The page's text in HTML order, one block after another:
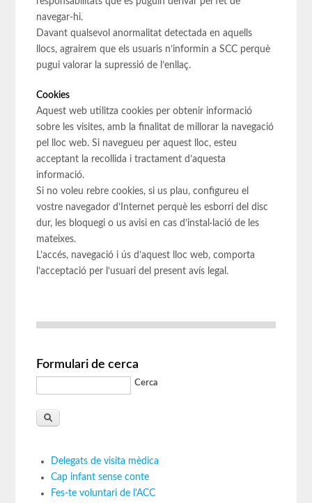
navegar-hi.
Davant qualsevol anormalitat detectada en aquells
llocs, agrairem que els usuaris n’informin a SCC perquè
pugui valorar la supressió de l’enllaç.
Cookies
Aquest web utilitza cookies per obtenir informació
sobre les visites, amb la finalitat de millorar la navegació
pel lloc web. Si navegueu per aquest lloc, esteu
acceptant la recollida i tractament d’aquesta
informació.
Si no voleu rebre cookies, si us plau, configureu el
vostre navegador d’Internet perquè les esborri del disc
dur, les bloquegi o us avisi en cas d’instal·lació de les
mateixes.
L’accés, navegació i ús d’aquest lloc web, comporta
l’acceptació per l’usuari del present avís legal.
Formulari de cerca
Cerca
Delegats de visita mèdica
Cap infant sense conte
Fes-te voluntari de l'ACC